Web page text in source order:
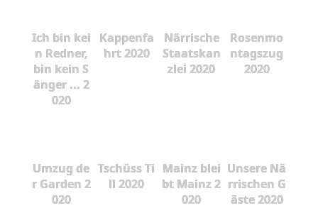
Ich bin kei
n Redner,
bin kein S
änger ... 2
020
Kappenfa
hrt 2020
Närrische
Staatskan
zlei 2020
Rosenmo
ntagszug
2020
Umzug de
r Garden 2
020
Tschüss Ti
ll 2020
Mainz blei
bt Mainz 2
020
Unsere Nä
rrischen G
äste 2020